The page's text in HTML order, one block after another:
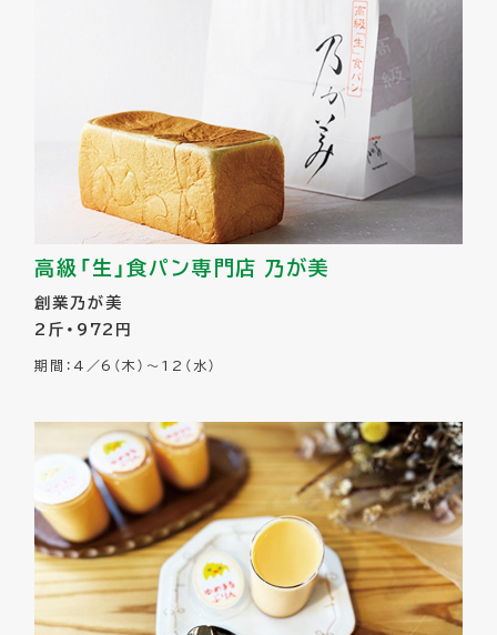
高級「生」食パン専門店 乃が美
創業乃が美
2斤・972円
期間：4／6（木）～12（水）